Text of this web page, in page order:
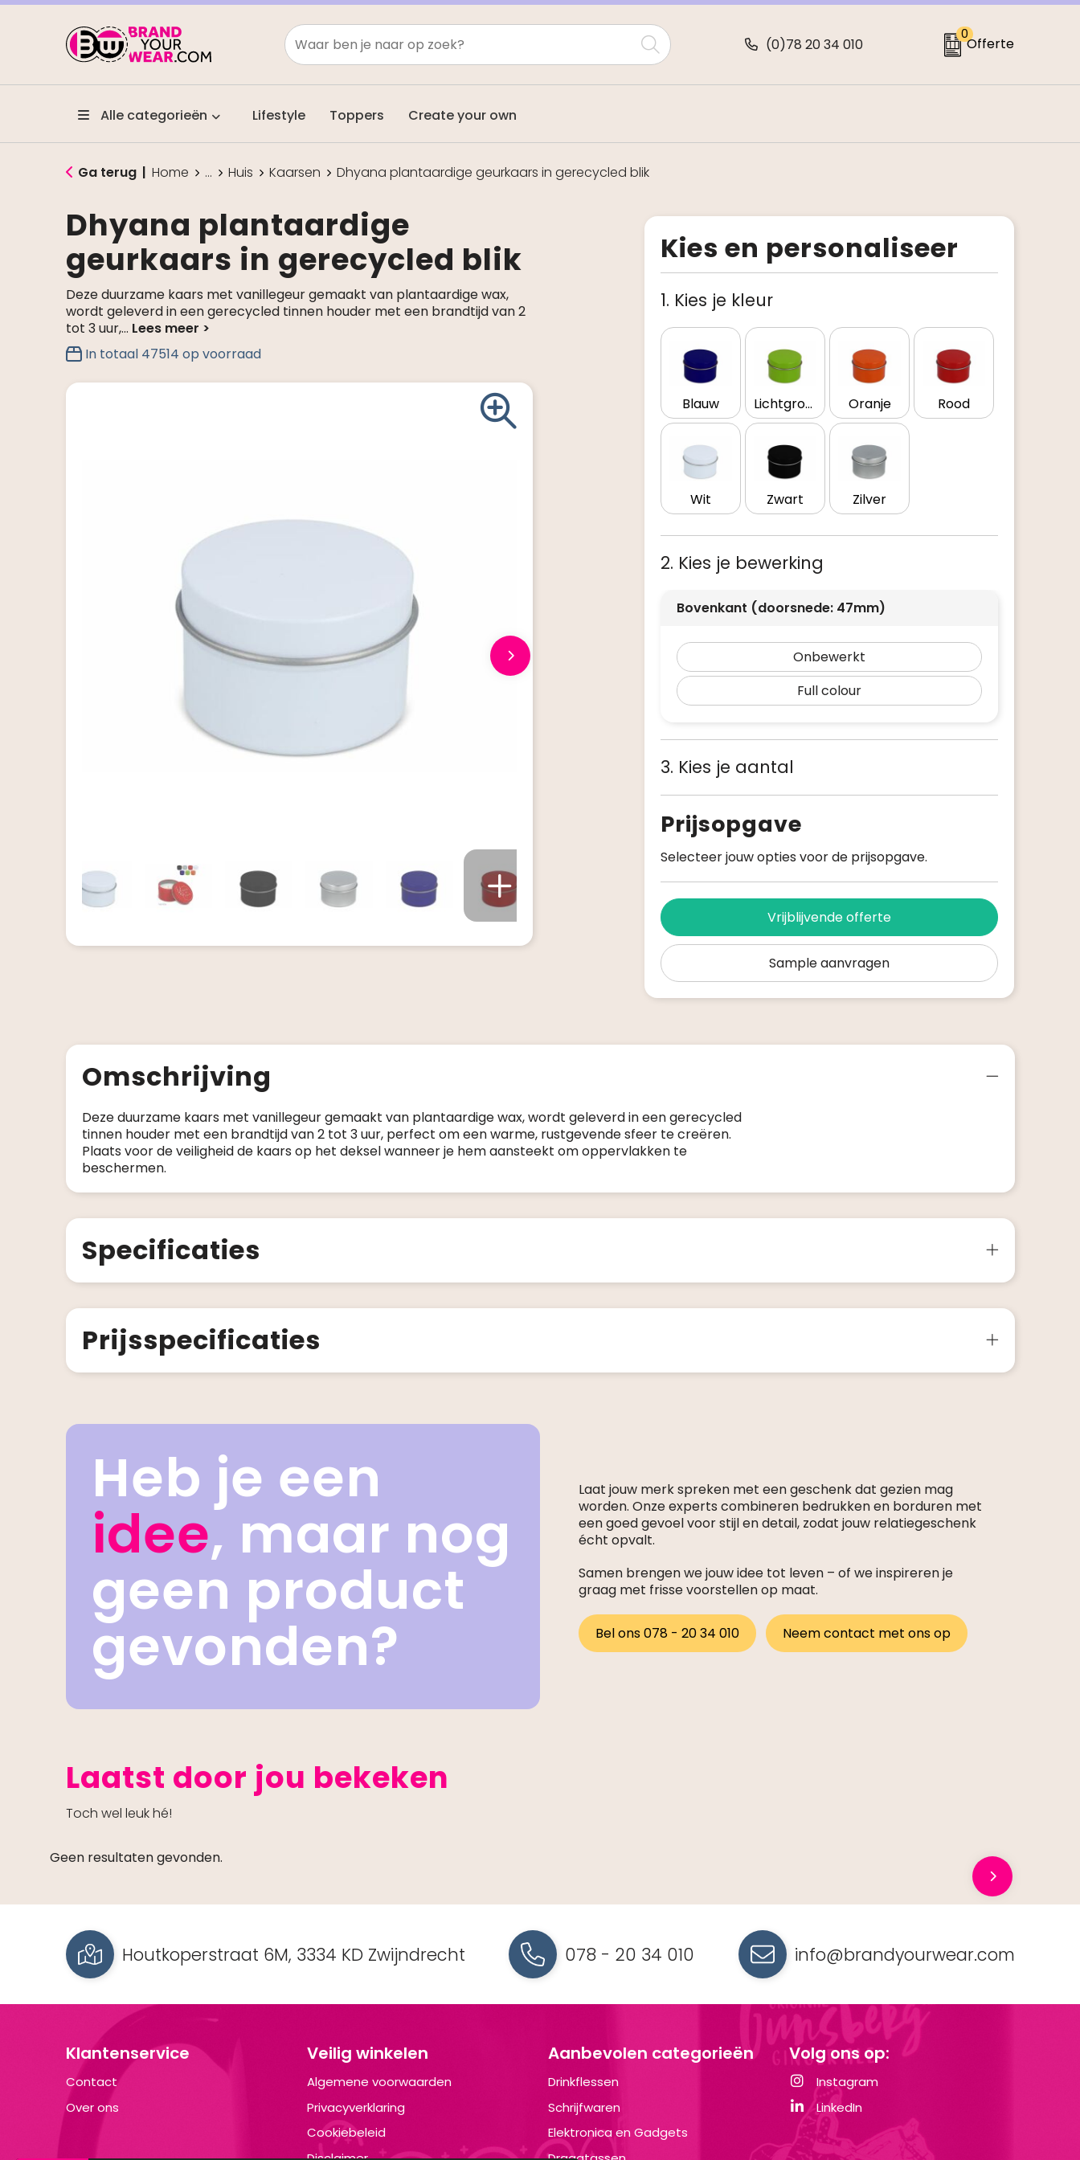
(0)78 20 34 010
0
Offerte
Alle categorieën Lifestyle Toppers Create your own
Ga terug | Home ... Huis Kaarsen Dhyana plantaardige geurkaars in gerecycled blik
Dhyana plantaardige
geurkaars in gerecycled blik
Deze duurzame kaars met vanillegeur gemaakt van plantaardige wax,
wordt geleverd in een gerecycled tinnen houder met een brandtijd van 2
tot 3 uur,...
In totaal 47514 op voorraad
Kies en personaliseer
1. Kies je kleur
Blauw Lichtgroen Oranje Rood
Wit Zwart Zilver
2. Kies je bewerking
Bovenkant (doorsnede: 47mm)
Onbewerkt
Full colour
3. Kies je aantal
Prijsopgave
Selecteer jouw opties voor de prijsopgave.
Vrijblijvende offerte
Sample aanvragen
Omschrijving
Deze duurzame kaars met vanillegeur gemaakt van plantaardige wax, wordt geleverd in een gerecycled
tinnen houder met een brandtijd van 2 tot 3 uur, perfect om een warme, rustgevende sfeer te creëren.
Plaats voor de veiligheid de kaars op het deksel wanneer je hem aansteekt om oppervlakken te
beschermen.
Specificaties
Prijsspecificaties
Heb je een
idee, maar nog
geen product
gevonden?
Laat jouw merk spreken met een geschenk dat gezien mag
worden. Onze experts combineren bedrukken en borduren met
een goed gevoel voor stijl en detail, zodat jouw relatiegeschenk
écht opvalt.
Samen brengen we jouw idee tot leven – of we inspireren je
graag met frisse voorstellen op maat.
Bel ons 078 - 20 34 010 Neem contact met ons op
Laatst door jou bekeken
Toch wel leuk hé!
Geen resultaten gevonden.
Houtkoperstraat 6M, 3334 KD Zwijndrecht 078 - 20 34 010 info@brandyourwear.com
Klantenservice
Contact
Over ons
Veilig winkelen
Algemene voorwaarden
Privacyverklaring
Cookiebeleid
Aanbevolen categorieën
Drinkflessen
Schrijfwaren
Elektronica en Gadgets
Volg ons op:
Instagram
LinkedIn